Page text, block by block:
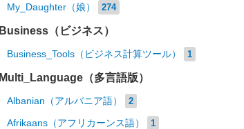
My_Daughter（娘） 274
Business（ビジネス）
Business_Tools（ビジネス計算ツール） 1
Multi_Language（多言語版）
Albanian（アルバニア語） 2
Afrikaans（アフリカーンス語） 1